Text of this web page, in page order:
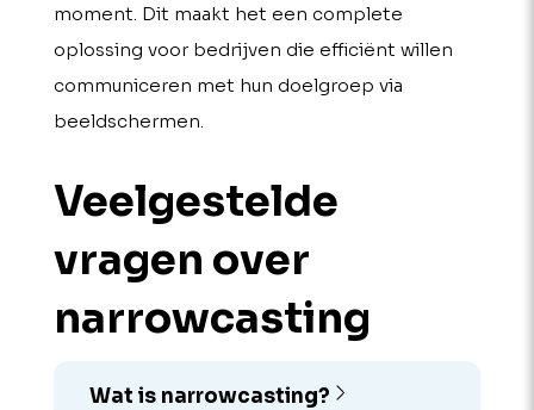
moment. Dit maakt het een complete
oplossing voor bedrijven die efficiënt willen
communiceren met hun doelgroep via
beeldschermen.
Veelgestelde
vragen over
narrow­casting
Wat is narrowcasting?